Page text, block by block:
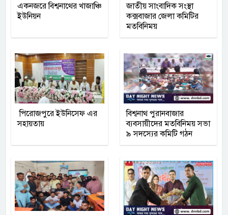
একনজরে বিশ্বনাথের খাজাঞ্চি
ইউনিয়ন
জাতীয় সাংবাদিক সংস্থা
কক্সবাজার জেলা কমিটির
মতবিনিময়
পিরোজপুরে ইউনিসেফ এর
সহায়তায়
বিশ্বনাথ পুরানবাজার
ব্যবসায়ীদের মতবিনিময় সভা
৯ সদস্যের কমিটি গঠন